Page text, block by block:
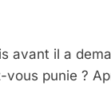
avant il a
punie ?